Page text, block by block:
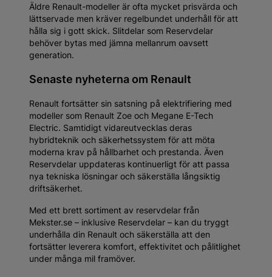
Äldre Renault-modeller är ofta mycket prisvärda och
lättservade men kräver regelbundet underhåll för att
hålla sig i gott skick. Slitdelar som Reservdelar
behöver bytas med jämna mellanrum oavsett
generation.
Senaste nyheterna om Renault
Renault fortsätter sin satsning på elektrifiering med
modeller som Renault Zoe och Megane E-Tech
Electric. Samtidigt vidareutvecklas deras
hybridteknik och säkerhetssystem för att möta
moderna krav på hållbarhet och prestanda. Även
Reservdelar uppdateras kontinuerligt för att passa
nya tekniska lösningar och säkerställa långsiktig
driftsäkerhet.
Med ett brett sortiment av reservdelar från
Mekster.se – inklusive Reservdelar – kan du tryggt
underhålla din Renault och säkerställa att den
fortsätter leverera komfort, effektivitet och pålitlighet
under många mil framöver.